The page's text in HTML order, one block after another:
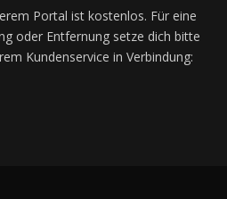
Portal ist kostenlos. Für eine
oder Entfernung setze dich bitte
Kundenservice in Verbindung: